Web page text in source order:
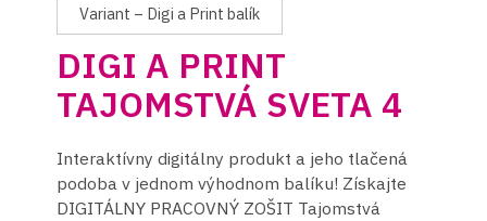
Variant – Digi a Print balík
DIGI A PRINT
TAJOMSTVÁ SVETA 4
Interaktívny digitálny produkt a jeho tlačená
podoba v jednom výhodnom balíku! Získajte
DIGITÁLNY PRACOVNÝ ZOŠIT Tajomstvá